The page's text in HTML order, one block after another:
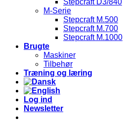
M-Serie
Stepcraft M.500
Stepcraft M.700
Stepcraft M.1000
Brugte
Maskiner
Tilbehør
Træning og læring
Log ind
Newsletter